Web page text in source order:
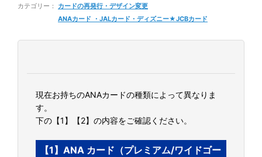
カテゴリー：
カードの再発行・デザイン変更
ANAカード ・JALカード・ディズニー★JCBカード
現在お持ちのANAカードの種類によって異なりま
す。
下の【1】【2】の内容をご確認ください。
【1】ANA カード（プレミアム/ワイドゴー